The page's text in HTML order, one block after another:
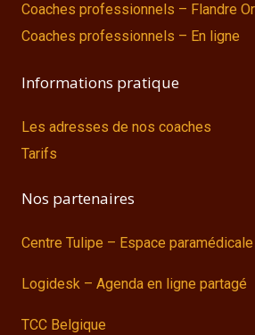
Coaches professionnels – Flandre
Coaches professionnels – En ligne
Informations pratique
Les adresses de nos coaches
Tarifs
Nos partenaires
Centre Tulipe – Espace
Logidesk – Agenda en ligne partagé
TCC Belgique